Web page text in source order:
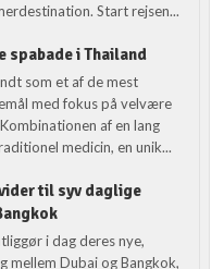
Start rejsen...
spabade i Thailand
som et af de mest
med fokus på velvære
af en lang
medicin, en unik...
til syv daglige
i dag deres nye,
mellem Dubai og Bangkok,